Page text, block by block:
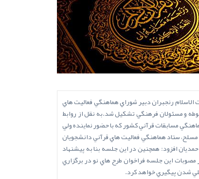
رنجبران دبير شوراي هماهنگي فعاليت هاي
و مسئولان فرهنگي تشکيل شد.به نقل از روابط
مسابقات قرآني کشور که با حضور نماينده ولي
مسلح، ستاد هماهنگي فعاليت هاي قرآني دانشجويان
افزود: همچنين در اين جلسه بنا به پيشنهاد
اين جلسه فراخوان طرح هاي نو در برگزاري
شدن پيگيري خواهد کرد.